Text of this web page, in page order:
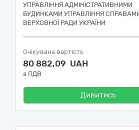
УПРАВЛІННЯ АДМІНІСТРАТИВНИМИ
БУДИНКАМИ УПРАВЛІННЯ
ВЕРХОВНОЇ РАДИ УКРАЇНИ
Очікувана вартість
80 882,09 UAH
з ПДВ
Дивитись